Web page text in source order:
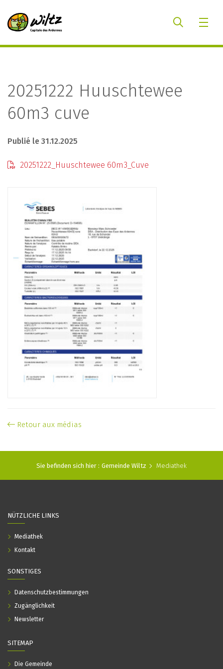
20251222 Huuschtewee
60m3 cuve
Publié le 31.12.2025
20251222_Huuschtewee 60m3_Cuve
Retour aux médias
Sie befinden sich hier : Gemeinde Wiltz Mediathek
SITEMAP
Die Gemeinde
NÜTZLICHE LINKS
Mediathek
Kontakt
SONSTIGES
Datenschutzbestimmungen
Zugänglichkeit
Newsletter